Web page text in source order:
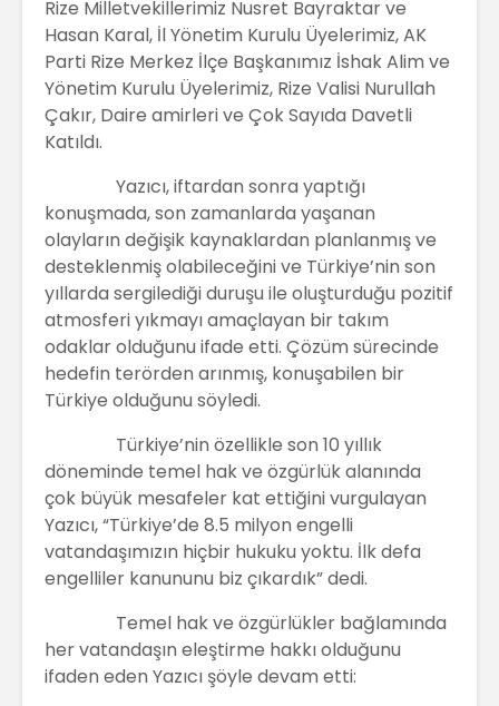
o
k
p
Rize Milletvekillerimiz Nusret Bayraktar ve
Hasan Karal, İl Yönetim Kurulu Üyelerimiz, AK
Parti Rize Merkez İlçe Başkanımız İshak Alim ve
Yönetim Kurulu Üyelerimiz, Rize Valisi Nurullah
Çakır, Daire amirleri ve Çok Sayıda Davetli
Katıldı.
Yazıcı, iftardan sonra yaptığı
konuşmada, son zamanlarda yaşanan
olayların değişik kaynaklardan planlanmış ve
desteklenmiş olabileceğini ve Türkiye’nin son
yıllarda sergilediği duruşu ile oluşturduğu pozitif
atmosferi yıkmayı amaçlayan bir takım
odaklar olduğunu ifade etti. Çözüm sürecinde
hedefin terörden arınmış, konuşabilen bir
Türkiye olduğunu söyledi.
Türkiye’nin özellikle son 10 yıllık
döneminde temel hak ve özgürlük alanında
çok büyük mesafeler kat ettiğini vurgulayan
Yazıcı, “Türkiye’de 8.5 milyon engelli
vatandaşımızın hiçbir hukuku yoktu. İlk defa
engelliler kanununu biz çıkardık” dedi.
Temel hak ve özgürlükler bağlamında
her vatandaşın eleştirme hakkı olduğunu
ifaden eden Yazıcı şöyle devam etti: